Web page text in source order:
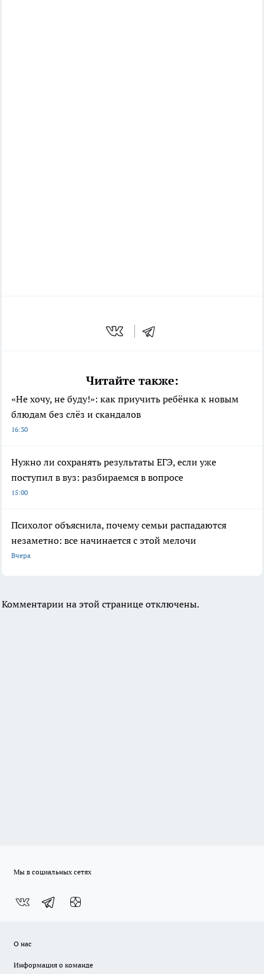
Читайте также:
«Не хочу, не буду!»: как приучить ребёнка к новым
блюдам без слёз и скандалов
16:30
Нужно ли сохранять результаты ЕГЭ, если уже
поступил в вуз: разбираемся в вопросе
15:00
Психолог объяснила, почему семьи распадаются
незаметно: все начинается с этой мелочи
Вчера
Комментарии на этой странице отключены.
Мы в социальных сетях
О нас
Информация о команде